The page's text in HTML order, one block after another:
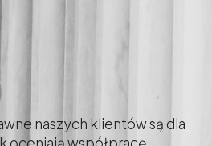
naszych klientów są dla